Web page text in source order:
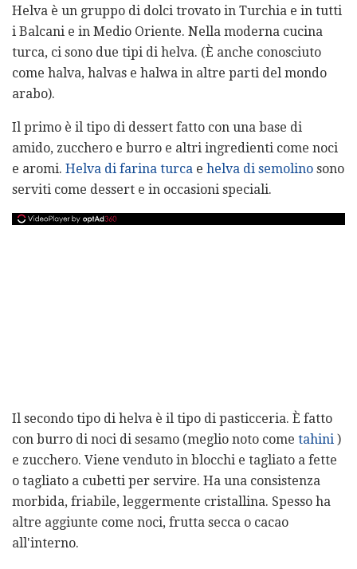
Helva è un gruppo di dolci trovato in Turchia e in tutti
i Balcani e in Medio Oriente. Nella moderna cucina
turca, ci sono due tipi di helva. (È anche conosciuto
come halva, halvas e halwa in altre parti del mondo
arabo).
Il primo è il tipo di dessert fatto con una base di
amido, zucchero e burro e altri ingredienti come noci
e aromi. Helva di farina turca e helva di semolino sono
serviti come dessert e in occasioni speciali.
Il secondo tipo di helva è il tipo di pasticceria. È fatto
con burro di noci di sesamo (meglio noto come tahini )
e zucchero. Viene venduto in blocchi e tagliato a fette
o tagliato a cubetti per servire. Ha una consistenza
morbida, friabile, leggermente cristallina. Spesso ha
altre aggiunte come noci, frutta secca o cacao
all'interno.